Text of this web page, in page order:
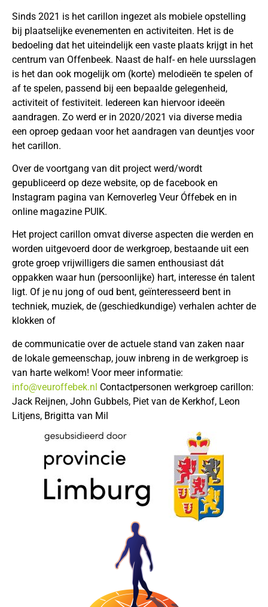
Sinds 2021 is het carillon ingezet als mobiele opstelling
bij plaatselijke evenementen en activiteiten. Het is de
bedoeling dat het uiteindelijk een vaste plaats krijgt in het
centrum van Offenbeek. Naast de half- en hele uursslagen
is het dan ook mogelijk om (korte) melodieën te spelen of
af te spelen, passend bij een bepaalde gelegenheid,
activiteit of festiviteit. Iedereen kan hiervoor ideeën
aandragen. Zo werd er in 2020/2021 via diverse media
een oproep gedaan voor het aandragen van deuntjes voor
het carillon.
Over de voortgang van dit project werd/wordt
gepubliceerd op deze website, op de facebook en
Instagram pagina van Kernoverleg Veur Óffebek en in
online magazine PUIK.
Het project carillon omvat diverse aspecten die werden en
worden uitgevoerd door de werkgroep, bestaande uit een
grote groep vrijwilligers die samen enthousiast dát
oppakken waar hun (persoonlijke) hart, interesse én talent
ligt. Of je nu jong of oud bent, geïnteresseerd bent in
techniek, muziek, de (geschiedkundige) verhalen achter de
klokken of
de communicatie over de actuele stand van zaken naar
de lokale gemeenschap, jouw inbreng in de werkgroep is
van harte welkom! Voor meer informatie:
info@veuroffebek.nl Contactpersonen werkgroep carillon:
Jack Reijnen, John Gubbels, Piet van de Kerkhof, Leon
Litjens, Brigitta van Mil